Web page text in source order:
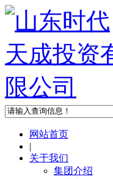
网站首页
|
关于我们
集团介绍